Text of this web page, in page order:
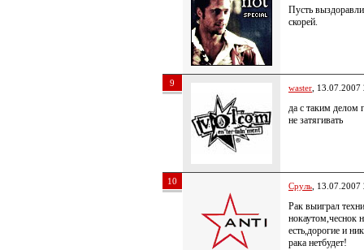
Пусть
скорей.
9 waster ,
да с таким делом
не затягивать
10 Сруль ,
Рак выиграл
нокаутом,чеснок
есть,дорогие и
рака нетбудет!